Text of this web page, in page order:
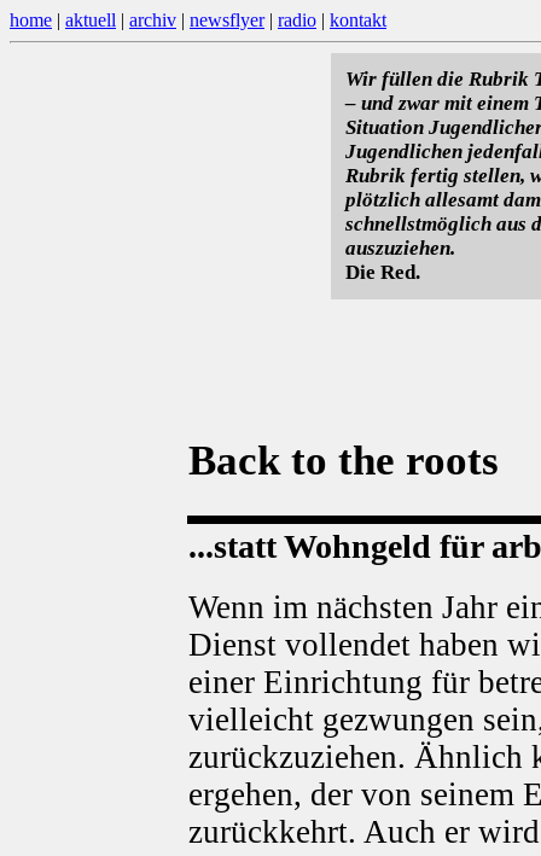
home | aktuell | archiv | newsflyer| radio | kontakt
Wir füllen die Rubrik
– und zwar mit einem
Situation
Jugendlichen
Rubrik fertig stellen,
plötzlich allesamt
schnellstmöglich aus
auszuziehen.
Die Red.
Back to the roots
...statt Wohngeld für
Wenn im nächsten Jahr
Dienst vollendet haben
einer Einrichtung für
vielleicht gezwungen
zurückzuziehen. Ähnlich
ergehen, der von seinem
zurückkehrt. Auch er